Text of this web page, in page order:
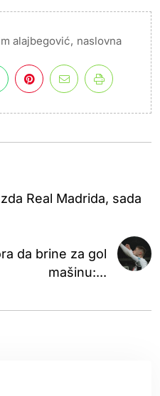
alajbegović, naslovna
Real Madrida, sada
da brine za gol
mašinu:...